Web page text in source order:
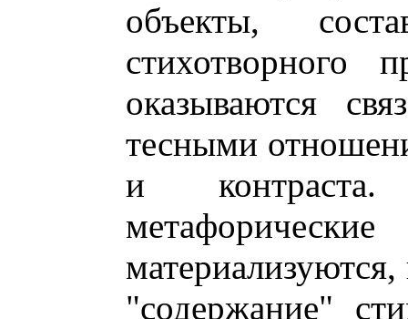
объекты,
стихотворного
оказываются
тесными
и
"содержание"